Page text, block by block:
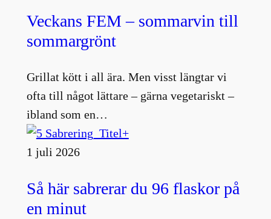
Veckans FEM – sommarvin till
sommargrönt
Grillat kött i all ära. Men visst längtar vi
ofta till något lättare – gärna vegetariskt –
ibland som en…
1 juli 2026
Så här sabrerar du 96 flaskor på
en minut